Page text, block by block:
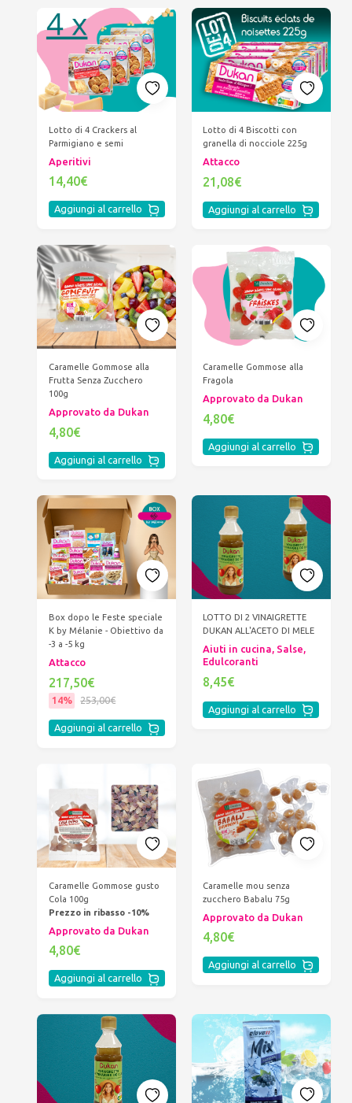
Lotto di 4 Crackers al
Parmigiano e semi
Aperitivi
14,40€
Aggiungi al carrello
Lotto di 4 Biscotti con
granella di nocciole 225g
Attacco
21,08€
Aggiungi al carrello
Caramelle Gommose alla
Frutta Senza Zucchero
100g
Approvato da Dukan
4,80€
Aggiungi al carrello
Caramelle Gommose alla
Fragola
Approvato da Dukan
4,80€
Aggiungi al carrello
Box dopo le Feste speciale
K by Mélanie - Obiettivo da
-3 a -5 kg
Attacco
217,50€
14% 253,00€
Aggiungi al carrello
LOTTO DI 2 VINAIGRETTE
DUKAN ALL'ACETO DI MELE
Aiuti in cucina, Salse,
Edulcoranti
8,45€
Aggiungi al carrello
Caramelle Gommose gusto
Cola 100g
Prezzo in ribasso -10%
Approvato da Dukan
4,80€
Aggiungi al carrello
Caramelle mou senza
zucchero Babalu 75g
Approvato da Dukan
4,80€
Aggiungi al carrello